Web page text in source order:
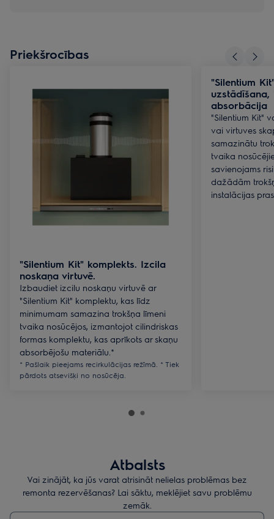
Priekšrocības
"Silentium Kit" komplekts. Izcila
noskaņa virtuvē.
Izbaudiet izcilu noskaņu virtuvē ar
"Silentium Kit" komplektu, kas līdz
minimumam samazina trokšņa līmeni
tvaika nosūcējos, izmantojot cilindriskas
formas komplektu, kas aprīkots ar skaņu
absorbējošu materiālu.*
* Pašlaik pieejams recirkulācijas režīmā. * Tiek
pārdots atsevišķi no nosūcēja.
"Silentium
absorbācija
"Silentium Kit"
vai virtuves
samazinātu
tvaika
savienojams
dažādām
instalācijas
Atbalsts
Vai zinājāt, ka jūs varat atrisināt nelielas problēmas bez
remonta rezervēšanas? Lai sāktu, meklējiet savu problēmu
zemāk.
Rakstiet, lai meklētu rakstus par atbalstu